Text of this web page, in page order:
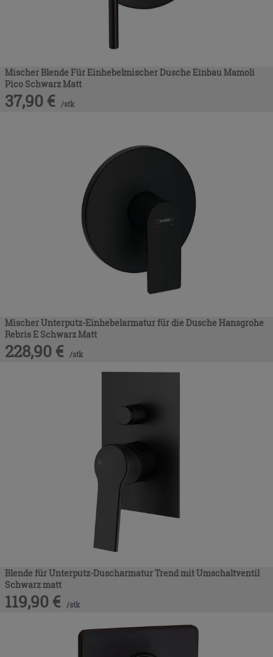
Mischer Blende Für Einhebelmischer Dusche Einbau Mamoli
Pico Schwarz Matt
37,90 € /stk
Mischer Unterputz-Einhebelarmatur für die Dusche Hansgrohe
Rebris E Schwarz Matt
228,90 € /stk
Blende für Unterputz-Duscharmatur Trend mit Umschaltventil
Schwarz matt
119,90 € /stk